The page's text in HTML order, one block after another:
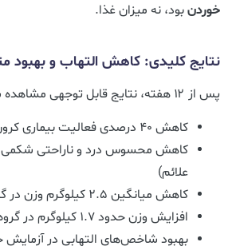
خوردنبود، نه میزان غذا.
نتایج کلیدی: کاهش التهاب و بهبود
پس از ۱۲ هفته، نتایج قابل توجهی مشاهده شد:
کاهش ۴۰ درصدی فعالیت بیماری کرون
کاهش محسوس درد و ناراحتی
علائم)
کاهش میانگین ۲.۵ کیلوگرم وزن در گروه فستینگ
افزایش وزن حدود ۱.۷ کیلوگرم در گروه کنترل
بهبود شاخص‌های التهابی در